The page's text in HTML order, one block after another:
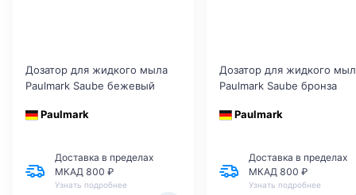
Дозатор для жидкого мыла
Paulmark Saube бежевый
Paulmark
Доставка в пределах
МКАД 800 ₽
Узнать подробнее
Дозатор для жидкого
Paulmark Saube бронза
Paulmark
Доставка в пределах
МКАД 800 ₽
Узнать подробнее